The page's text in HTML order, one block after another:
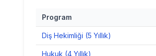
Program
Diş Hekimliği (5 Yıllık)
Hukuk (4 Yıllık)